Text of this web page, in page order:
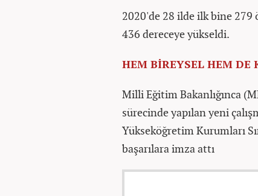
2020'de 28 ilde ilk bine
436 dereceye yükseldi.
HEM BİREYSEL HEM
Milli Eğitim Bakanlığınca
sürecinde yapılan yeni
Yükseköğretim Kurumları
başarılara imza attı